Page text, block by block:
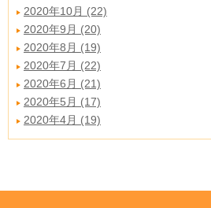
2020年10月 (22)
2020年9月 (20)
2020年8月 (19)
2020年7月 (22)
2020年6月 (21)
2020年5月 (17)
2020年4月 (19)